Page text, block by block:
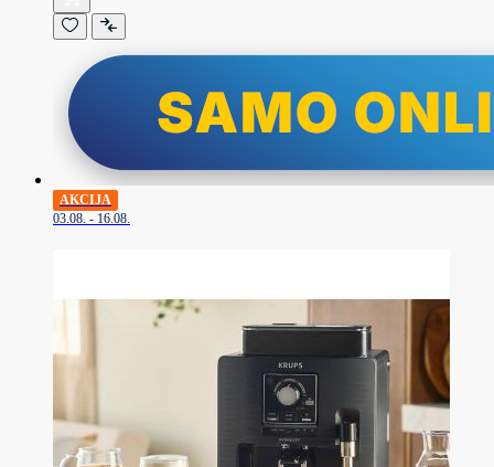
AKCIJA
03.08. - 16.08.